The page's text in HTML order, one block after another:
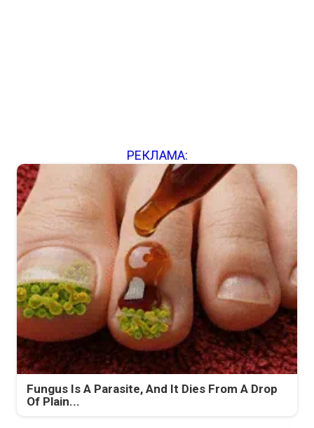
РЕКЛАМА:
Fungus Is A Parasite, And It Dies From A Drop
Of Plain...